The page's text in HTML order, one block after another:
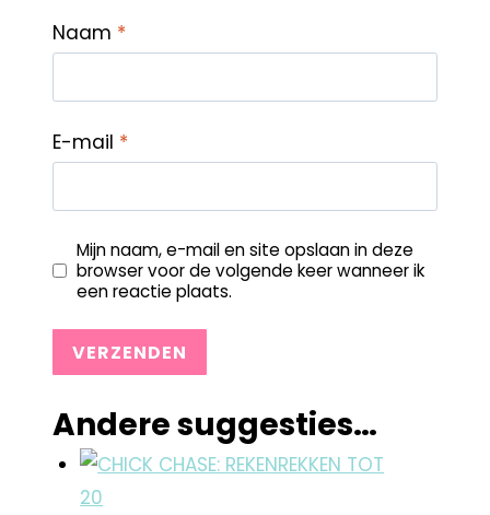
Naam *
E-mail *
Mijn naam, e-mail en site opslaan in deze
browser voor de volgende keer wanneer ik
een reactie plaats.
Andere suggesties…